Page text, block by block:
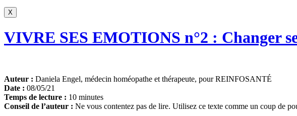
X
VIVRE SES EMOTIONS n°2 : Changer
Auteur : Daniela Engel, médecin homéopathe et thérapeute, pour REINFOSANTÉ
Date : 08/05/21
Temps de lecture : 10 minutes
Conseil de l’auteur : Ne vous contentez pas de lire. Utilisez ce texte comme un coup de